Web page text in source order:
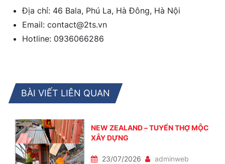
Địa chỉ: 46 Bala, Phú La, Hà Đông, Hà Nội
Email: contact@2ts.vn
Hotline: 0936066286
BÀI VIẾT LIÊN QUAN
NEW ZEALAND – TUYỂN THỢ MỘC
XÂY DỰNG
23/07/2026 adminweb